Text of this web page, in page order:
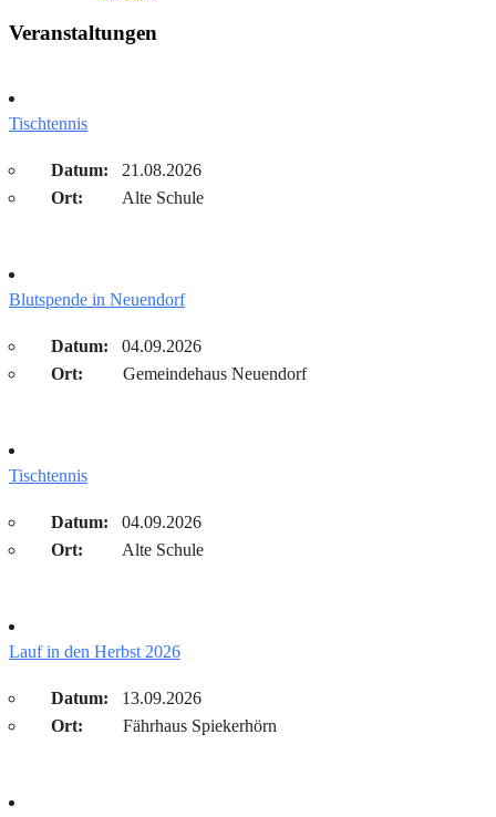
Veranstaltungen
Tischtennis
Datum:
21.08.2026
Ort:
Alte Schule
Blutspende in Neuendorf
Datum:
04.09.2026
Ort:
Gemeindehaus Neuendorf
Tischtennis
Datum:
04.09.2026
Ort:
Alte Schule
Lauf in den Herbst 2026
Datum:
13.09.2026
Ort:
Fährhaus Spiekerhörn